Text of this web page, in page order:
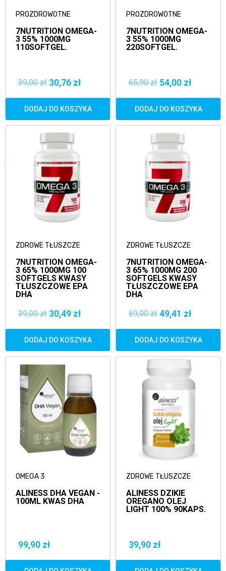
PROZDROWOTNE
7NUTRITION OMEGA-
3 55% 1000MG
110SOFTGEL.
39,00 zł 30,76 zł
DODAJ DO KOSZYKA
PROZDROWOTNE
7NUTRITION OMEGA-
3 55% 1000MG
220SOFTGEL.
65,90 zł 54,00 zł
DODAJ DO KOSZYKA
ZDROWE TŁUSZCZE
7NUTRITION OMEGA-
3 65% 1000MG 100
SOFTGELS KWASY
TŁUSZCZOWE EPA
DHA
39,00 zł 30,49 zł
DODAJ DO KOSZYKA
ZDROWE TŁUSZCZE
7NUTRITION OMEGA-
3 65% 1000MG 200
SOFTGELS KWASY
TŁUSZCZOWE EPA
DHA
69,00 zł 49,41 zł
DODAJ DO KOSZYKA
OMEGA 3
ALINESS DHA VEGAN -
100ML KWAS DHA
99,90 zł
ZDROWE TŁUSZCZE
ALINESS DZIKIE
OREGANO OLEJ
LIGHT 100% 90KAPS.
39,90 zł